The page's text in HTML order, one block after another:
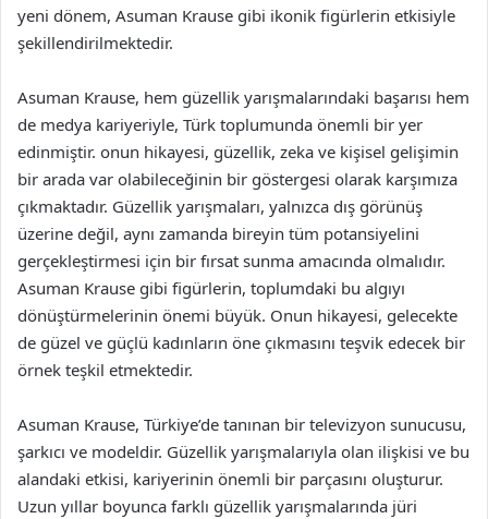
yeni dönem, Asuman Krause gibi ikonik figürlerin etkisiyle
şekillendirilmektedir.
Asuman Krause, hem güzellik yarışmalarındaki başarısı hem
de medya kariyeriyle, Türk toplumunda önemli bir yer
edinmiştir. onun hikayesi, güzellik, zeka ve kişisel gelişimin
bir arada var olabileceğinin bir göstergesi olarak karşımıza
çıkmaktadır. Güzellik yarışmaları, yalnızca dış görünüş
üzerine değil, aynı zamanda bireyin tüm potansiyelini
gerçekleştirmesi için bir fırsat sunma amacında olmalıdır.
Asuman Krause gibi figürlerin, toplumdaki bu algıyı
dönüştürmelerinin önemi büyük. Onun hikayesi, gelecekte
de güzel ve güçlü kadınların öne çıkmasını teşvik edecek bir
örnek teşkil etmektedir.
Asuman Krause, Türkiye’de tanınan bir televizyon sunucusu,
şarkıcı ve modeldir. Güzellik yarışmalarıyla olan ilişkisi ve bu
alandaki etkisi, kariyerinin önemli bir parçasını oluşturur.
Uzun yıllar boyunca farklı güzellik yarışmalarında jüri